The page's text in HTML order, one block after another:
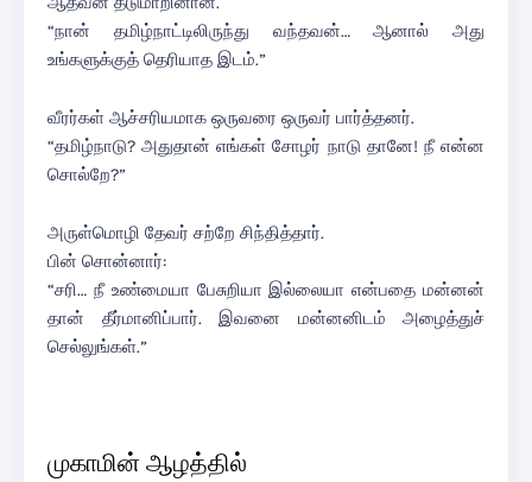
“நான் தமிழ்நாட்டிலிருந்து வந்தவன்… ஆனால் அது
உங்களுக்குத் தெரியாத இடம்.”
வீரர்கள் ஆச்சரியமாக ஒருவரை ஒருவர் பார்த்தனர்.
“தமிழ்நாடு? அதுதான் எங்கள் சோழர் நாடு தானே! நீ என்ன
சொல்றே?”
அருள்மொழி தேவர் சற்றே சிந்தித்தார்.
பின் சொன்னார்:
“சரி… நீ உண்மையா பேசுறியா இல்லையா என்பதை மன்னன்
தான் தீர்மானிப்பார். இவனை மன்னனிடம் அழைத்துச்
செல்லுங்கள்.”
முகாமின் ஆழத்தில்